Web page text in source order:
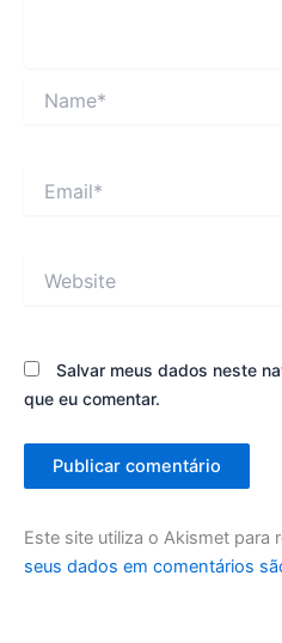
Salvar meus dados neste
que eu comentar.
Este site utiliza o Akismet para
seus dados em comentários